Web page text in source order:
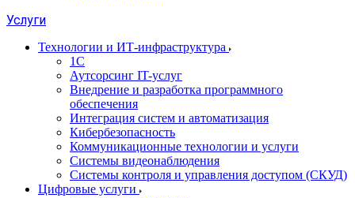
Услуги
Технологии и ИТ-инфраструктура
1С
Аутсорсинг IT-услуг
Внедрение и разработка программного
обеспечения
Интеграция систем и автоматизация
Кибербезопасность
Коммуникационные технологии и услуги
Системы видеонаблюдения
Системы контроля и управления доступом (СКУД)
Цифровые услуги